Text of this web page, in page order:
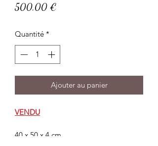
500,00 €
Quantité *
Ajouter au panier
VENDU
40 x 50 x 4 cm